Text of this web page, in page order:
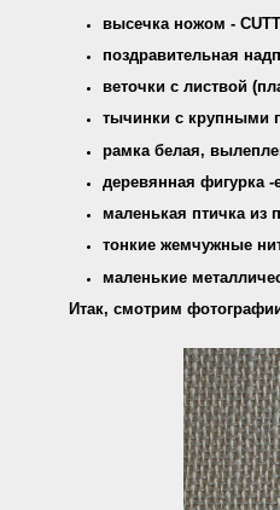
высечка ножом -
поздравительная
веточки с листвой
тычинки с крупными
рамка белая,
деревянная фигурка
маленькая птичка из
тонкие жемчужные
маленькие
Итак, смотрим